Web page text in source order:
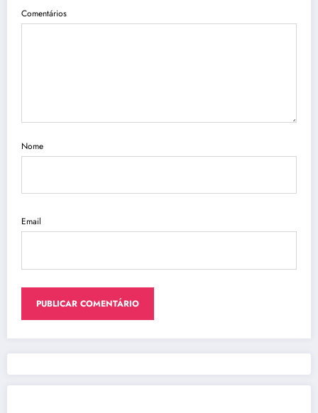
Comentários
Nome
Email